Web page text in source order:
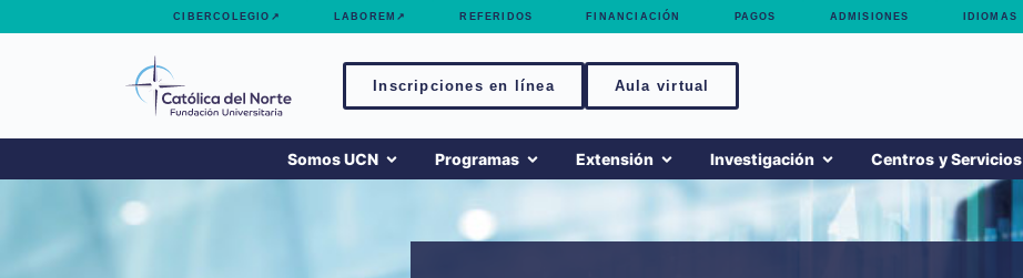
CIBERCOLEGIO↗ LABOREM↗ REFERIDOS FINANCIACIÓN PAGOS ADMISIONES IDIOMAS
Inscripciones en línea Aula virtual
Somos UCN Programas Extensión Investigación Centros y Servicios